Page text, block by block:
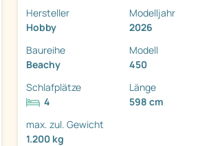
Hersteller
Hobby
Modelljahr
2026
Baureihe
Beachy
Modell
450
Schlafplätze
4
Länge
598 cm
max. zul. Gewicht
1.200 kg